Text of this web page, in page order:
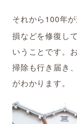
それから100年
損などを修復し
いうことです。
掃除も行き届き
がわかります。